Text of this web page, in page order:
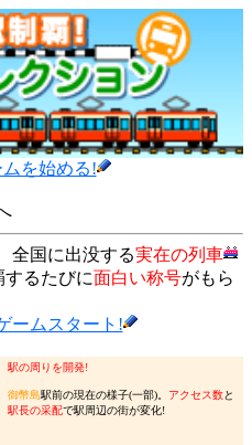
を始める!
全国に出没する実在の列車
るたびに面白い称号がもら
ームスタート!
駅の周りを開発!
御幣島駅前の現在の様子(一部)。 アクセス数と
駅長の采配で駅周辺の街が変化!